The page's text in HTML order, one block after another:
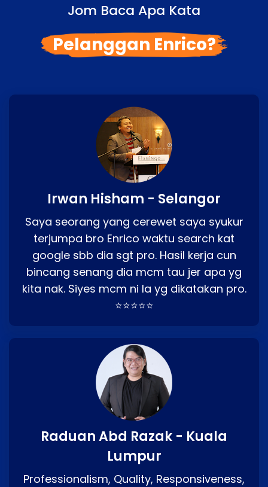
Jom Baca Apa Kata
Pelanggan Enrico?
Irwan Hisham - Selangor
Saya seorang yang cerewet saya syukur
terjumpa bro Enrico waktu search kat
google sbb dia sgt pro. Hasil kerja cun
bincang senang dia mcm tau jer apa yg
kita nak. Siyes mcm ni la yg dikatakan pro.
⭐⭐⭐⭐⭐
Raduan Abd Razak - Kuala
Lumpur
Professionalism, Quality, Responsiveness,